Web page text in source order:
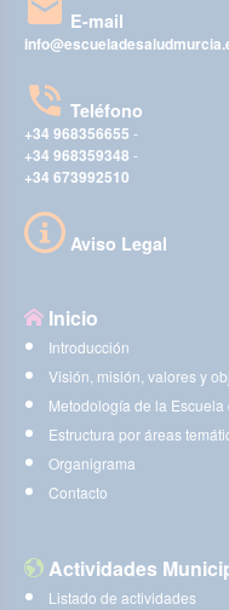
E-mail
Teléfono
+34 968356655 -
+34 968359348 -
+34 673992510
Aviso Legal
Inicio
Introducción
Visión, misión, valores y
Metodología de la Escuela
Estructura por áreas
Organigrama
Contacto
Actividades
Listado de actividades